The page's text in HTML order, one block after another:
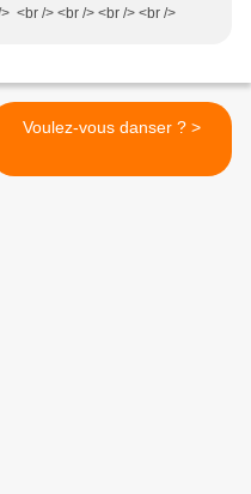
<br /> <br /> <br /> <br />
Voulez-vous danser ? >